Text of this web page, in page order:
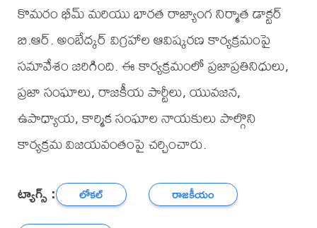
కొమరం భీమ్ మరియు భారత రాజ్యాంగ నిర్మాత డాక్టర్
బి.ఆర్. అంబేద్కర్ విగ్రహాల ఆవిష్కరణ కార్యక్రమంపై
సమావేశం జరిగింది. ఈ కార్యక్రమంలో ప్రజాప్రతినిధులు,
ప్రజా సంఘాలు, రాజకీయ పార్టీలు, యువజన,
ఉపాధ్యాయ, కార్మిక సంఘాల నాయకులు పాల్గొని
కార్యక్రమ విజయవంతంపై చర్చించారు.
ట్యాగ్స్ : లోకల్
రాజకీయం